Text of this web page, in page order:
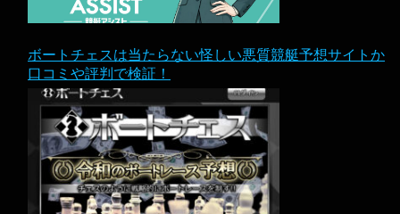
ボートチェスは当たらない怪しい悪質競艇予想サイトか
口コミや評判で検証！